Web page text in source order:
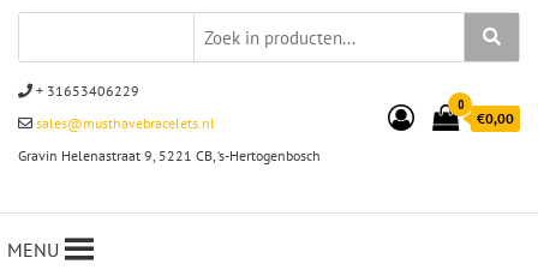
+ 31653406229
sales@musthavebracelets.nl
Gravin Helenastraat 9, 5221 CB, ‘s-Hertogenbosch
0
€0,00
MENU